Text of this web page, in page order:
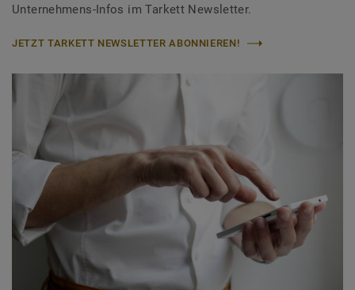
Unternehmens-Infos im Tarkett Newsletter.
JETZT TARKETT NEWSLETTER ABONNIEREN!